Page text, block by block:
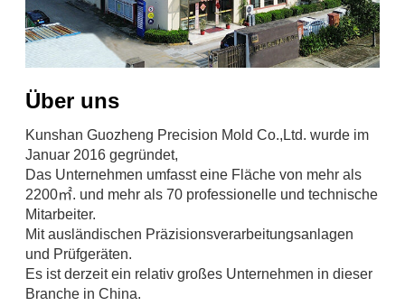
Über uns
Kunshan Guozheng Precision Mold Co.,Ltd. wurde im
Januar 2016 gegründet,
Das Unternehmen umfasst eine Fläche von mehr als
2200㎡. und mehr als 70 professionelle und technische
Mitarbeiter.
Mit ausländischen Präzisionsverarbeitungsanlagen
und Prüfgeräten.
Es ist derzeit ein relativ großes Unternehmen in dieser
Branche in China.